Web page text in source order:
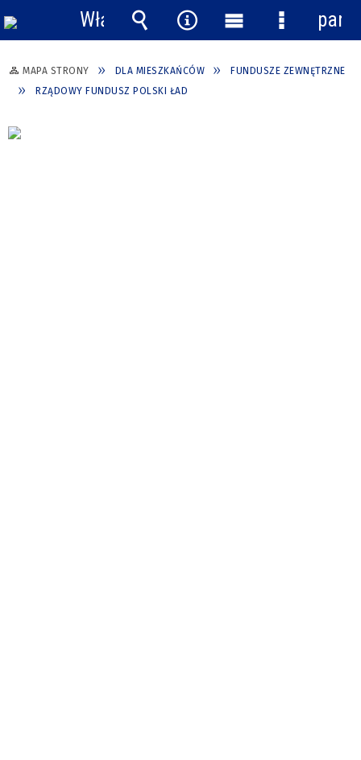
MAPA STRONY DLA MIESZKAŃCÓW
FUNDUSZE ZEWNĘTRZNE
RZĄDOWY FUNDUSZ POLSKI ŁAD
Włącz
powiadomienia
Wyszukiwarka
Narzędzia
Menu
główne
Menu
panel